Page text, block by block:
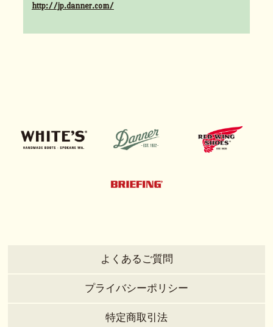
http://jp.danner.com/
よくあるご質問
プライバシーポリシー
特定商取引法